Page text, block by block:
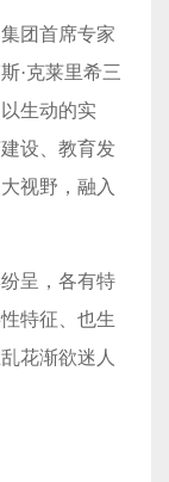
团首席专家
·克莱里希三
生动的实
设、教育发
视野，融入
呈，各有特
特征、也生
花渐欲迷人